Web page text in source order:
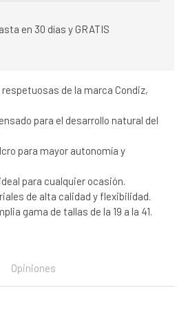
en 30 días y GRATIS
de la marca Condiz,
para el desarrollo natural del
para mayor autonomía y
para cualquier ocasión.
de alta calidad y flexibilidad.
gama de tallas de la 19 a la 41.
Opiniones